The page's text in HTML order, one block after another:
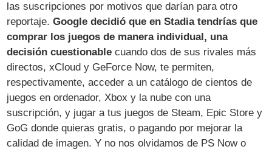
las suscripciones por motivos que darían para otro
reportaje.Google decidió que en Stadia tendrías que
comprar los juegos de manera individual, una
decisión cuestionable cuando dos de sus rivales más
directos, xCloud y GeForce Now, te permiten,
respectivamente, acceder a un catálogo de cientos de
juegos en ordenador, Xbox y la nube con una
suscripción, y jugar a tus juegos de Steam, Epic Store y
GoG donde quieras gratis, o pagando por mejorar la
calidad de imagen. Y no nos olvidamos de PS Now o